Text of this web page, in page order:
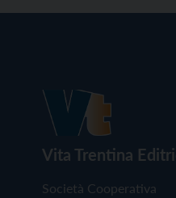
Vita Trentina
Società Cooperativa